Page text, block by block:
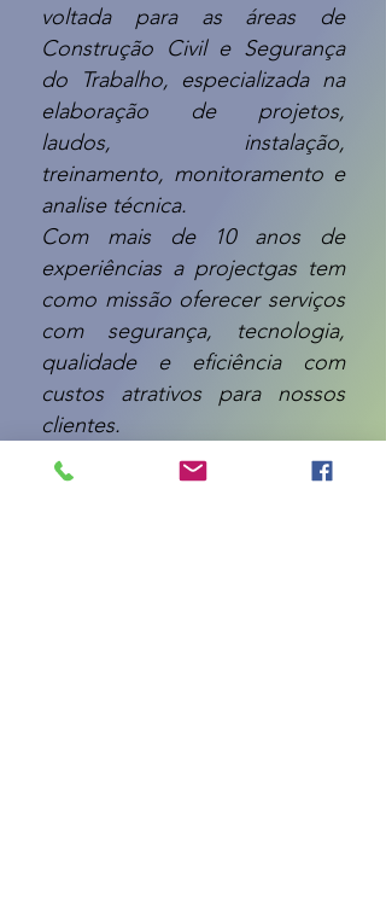
voltada para as áreas de
Construção Civil e Segurança
do Trabalho, especializada na
elaboração de projetos,
laudos, instalação,
treinamento, monitoramento e
analise técnica.
Com mais de 10 anos de
experiências a projectgas tem
como missão oferecer serviços
com segurança, tecnologia,
qualidade e eficiência com
custos atrativos para nossos
clientes.